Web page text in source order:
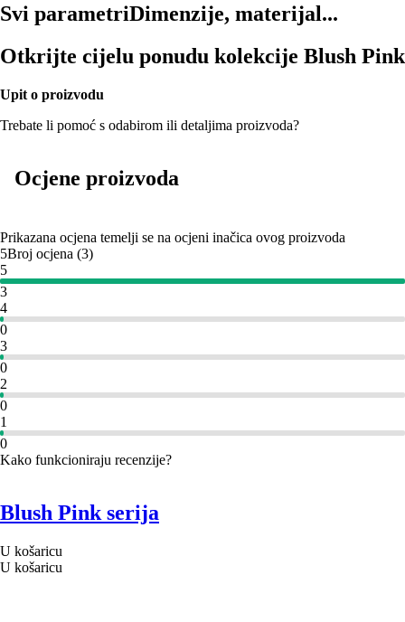
Svi parametriDimenzije, materijal...
Otkrijte cijelu ponudu kolekcije Blush Pink
Upit o proizvodu
Trebate li pomoć s odabirom ili detaljima proizvoda?
Ocjene proizvoda
Prikazana ocjena temelji se na ocjeni inačica ovog proizvoda
5Broj ocjena (3)
5
3
4
0
3
0
2
0
1
0
Kako funkcioniraju recenzije?
Blush Pink serija
U košaricu
U košaricu